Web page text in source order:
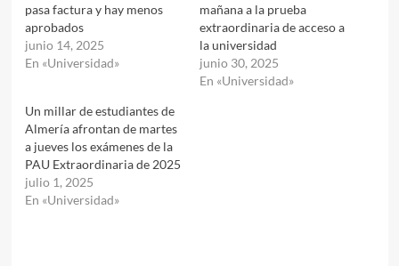
pasa factura y hay menos
aprobados
junio 14, 2025
En «Universidad»
mañana a la prueba
extraordinaria de acceso a
la universidad
junio 30, 2025
En «Universidad»
Un millar de estudiantes de
Almería afrontan de martes
a jueves los exámenes de la
PAU Extraordinaria de 2025
julio 1, 2025
En «Universidad»